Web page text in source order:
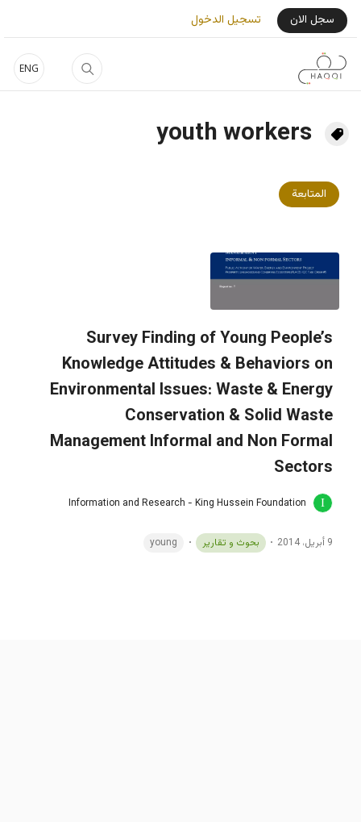
تجاوز إلى المحتوى الرئيسي
ENG
User Login Menu
سجل الان تسجيل الدخول
youth workers
المتابعة
Survey Finding of Young People’s
Knowledge Attitudes & Behaviors on
Environmental Issues: Waste & Energy
Conservation & Solid Waste
Management Informal and Non Formal
Sectors
Information and Research - King Hussein Foundation
9 أبريل، 2014 بحوث و تقارير young